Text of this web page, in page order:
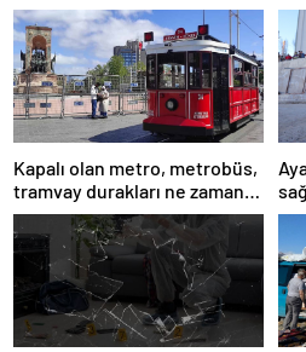
Kapalı olan metro, metrobüs,
tramvay durakları ne zaman
açılacak 1 Mayıs?